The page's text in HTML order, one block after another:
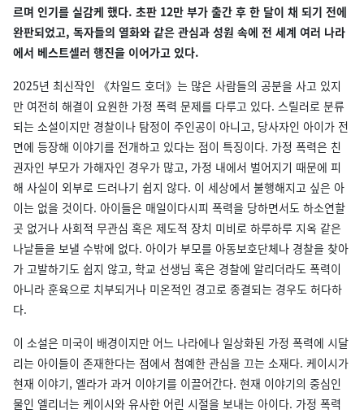
르며 인기를 실감케 했다. 초판 12만 부가 출간 후 한 달이 채 되기 전에
완판되었고, 독자들의 열화와 같은 관심과 성원 속에 전 세계 여러 나라
에서 베스트셀러 행진을 이어가고 있다.
2025년 최신작인 《차일드 호더》는 많은 사람들의 공분을 사고 있지
만 여전히 해결이 요원한 가정 폭력 문제를 다루고 있다. 스릴러로 분류
되는 소설이지만 경찰이나 탐정이 주인공이 아니고, 당사자인 아이가 전
면에 등장해 이야기를 전개하고 있다는 점이 특징이다. 가정 폭력은 친
권자인 부모가 가해자인 경우가 많고, 가정 내에서 벌어지기 때문에 피
해 사실이 외부로 드러나기 쉽지 않다. 이 세상에서 불행해지고 싶은 아
이는 없을 것이다. 아이들은 매일이다시피 폭력을 당하면서도 하소연할
곳 없거나 사회적 무관심 혹은 제도적 장치 미비로 하루하루 지옥 같은
나날들을 보낼 수밖에 없다. 아이가 부모를 아동보호단체나 경찰을 찾아
가 고발하기도 쉽지 않고, 학교 선생님 혹은 경찰에 알리더라도 폭력이
아니라 훈육으로 치부되거나 미온적인 경고로 종결되는 경우도 허다하
다.
이 소설은 미국이 배경이지만 어느 나라에나 일상화된 가정 폭력에 시달
리는 아이들이 존재한다는 점에서 첨예한 관심을 끄는 소재다. 케이시가
현재 이야기, 엘라가 과거 이야기를 이끌어간다. 현재 이야기의 중심인
물인 엘리너는 케이시와 유사한 어린 시절을 보내는 아이다. 가정 폭력